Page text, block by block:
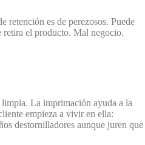
retención es de perezosos. Puede
retira el producto. Mal negocio.
limpia. La imprimación ayuda a la
empieza a vivir en ella:
destornilladores aunque juren que